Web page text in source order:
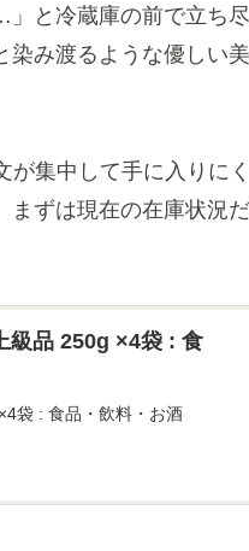
と冷蔵庫の前で立ち
み渡るような優しい
が集中して手に入りに
ずは現在の在庫状況
級品 250g ×4袋 : 食
袋 : 食品・飲料・お酒